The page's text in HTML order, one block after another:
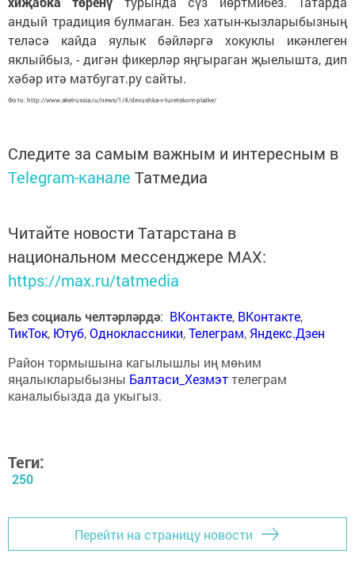
андый традиция булмаган. Без хатын-кызларыбызның
теләсә кайда яулык бәйләргә хокуклы икәнлеген
яклыйбыз, - дигән фикерләр яңгыраган җыелышта, дип
хәбәр итә матбугат.ру сайты.
Фото: http://www.akelrussia.ru/news/1/4/devushka-v-turetskom-platke/
Следите за самым важным и интересным в
Telegram-канале Татмедиа
Читайте новости Татарстана в
национальном мессенджере MАХ:
https://max.ru/tatmedia
Без социаль челтәрләрдә: ВКонтакте, ВКонтакте,
ТикТок, Ютуб,Одноклассники,Телеграм, Яндекс.Дзен
Район тормышына кагылышлы иң мөһим
яңалыкларыбызны Балтаси_Хезмэттелеграм
каналыбызда да укыгыз.
Теги:
250
Перейти на страницу новости